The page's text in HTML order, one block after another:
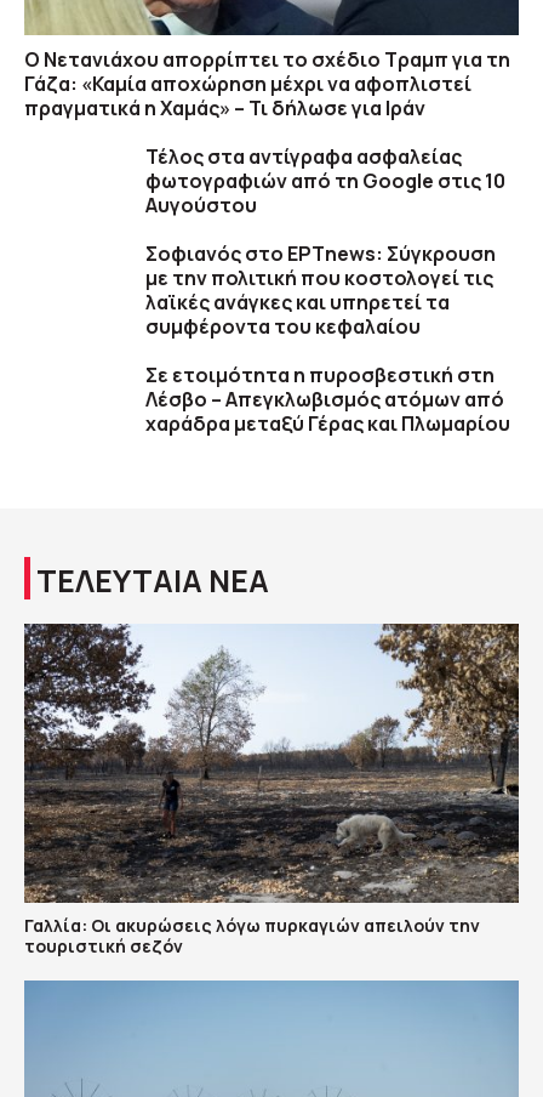
Ο Νετανιάχου απορρίπτει το σχέδιο Τραμπ για τη
Γάζα: «Καμία αποχώρηση μέχρι να αφοπλιστεί
πραγματικά η Χαμάς» – Τι δήλωσε για Ιράν
Τέλος στα αντίγραφα ασφαλείας
φωτογραφιών από τη Google στις 10
Αυγούστου
Σοφιανός στο ΕΡΤnews: Σύγκρουση
με την πολιτική που κοστολογεί τις
λαϊκές ανάγκες και υπηρετεί τα
συμφέροντα του κεφαλαίου
Σε ετοιμότητα η πυροσβεστική στη
Λέσβο – Απεγκλωβισμός ατόμων από
χαράδρα μεταξύ Γέρας και Πλωμαρίου
ΤΕΛΕΥΤΑΙΑ ΝΕΑ
Γαλλία: Οι ακυρώσεις λόγω πυρκαγιών απειλούν την
τουριστική σεζόν